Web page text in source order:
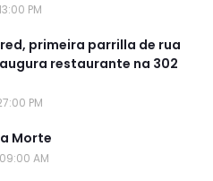
PM
primeira parrilla de rua
restaurante na 302
PM
Morte
AM